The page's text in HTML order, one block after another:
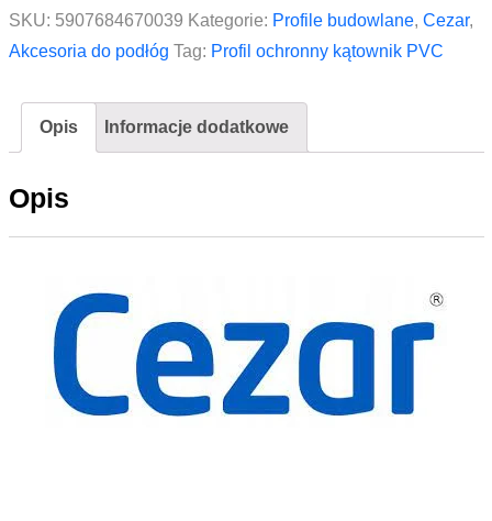
kątownik
PVC
15x15x1,1mm
2,75m
Jasny
SKU: 5907684670039 Kategorie: Profile budowlane, Cezar,
Akcesoria do podłóg Tag: Profil ochronny kątownik PVC
Opis Informacje dodatkowe
Opis